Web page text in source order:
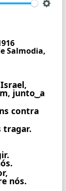
Salmodia,
junto ͜ a
contra
tragar.
nós.